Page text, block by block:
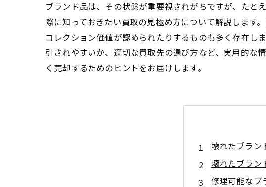
ブランド品は、その状態が重要視されがちですが、たと
際に知っておきたい買取の見極め方について解説します
コレクション価値が認められたりするものも多く存在し
引されやすいか、適切な買取先の選び方など、実用的な
く売却するためのヒントをお届けします。
壊れたブラン
壊れたブラン
修理可能なブ